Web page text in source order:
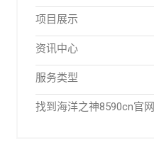
项目展示
资讯中心
服务类型
找到海洋之神8590cn官网